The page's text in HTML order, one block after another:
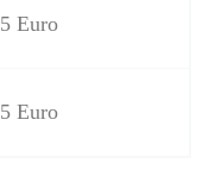
Euro
Euro